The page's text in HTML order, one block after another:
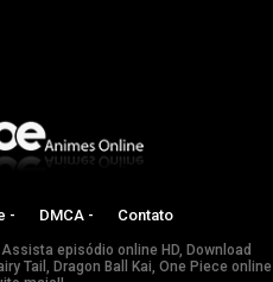
- DMCA - Contato
episódio online HD, Download
Tail, Dragon Ball Kai, One Piece online